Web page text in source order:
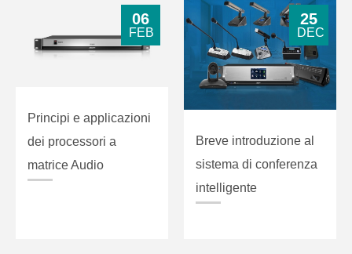
06
FEB
Principi e applicazioni
dei processori a
matrice Audio
25
DEC
Breve introduzione al
sistema di conferenza
intelligente